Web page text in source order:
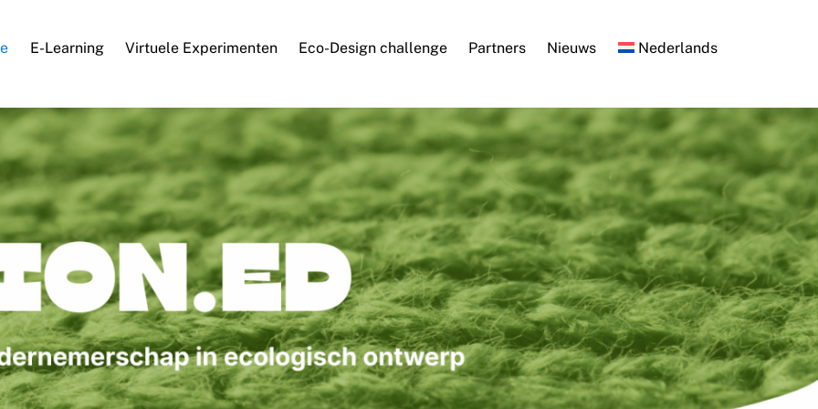
E-Learning Virtuele Experimenten Eco-Design challenge Partners Nieuws Nederlands